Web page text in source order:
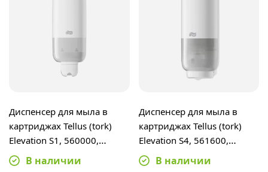
Диспенсер для мыла в
картриджах Tellus (tork)
Elevation S1, 560000,
белыйВ наличии
Диспенсер для мыла в
картриджах Tellus (tork)
Elevation S4, 561600,
сенсорный, белый
В наличии